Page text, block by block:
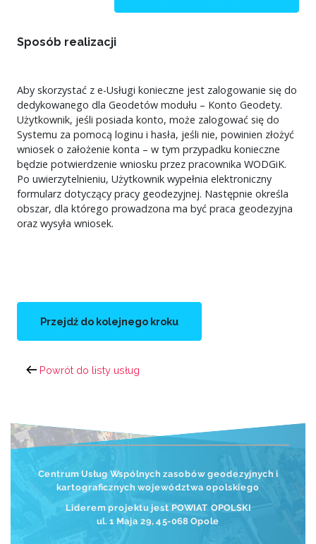
Sposób realizacji
Aby skorzystać z e-Usługi konieczne jest zalogowanie się do
dedykowanego dla Geodetów modułu – Konto Geodety.
Użytkownik, jeśli posiada konto, może zalogować się do
Systemu za pomocą loginu i hasła, jeśli nie, powinien złożyć
wniosek o założenie konta – w tym przypadku konieczne
będzie potwierdzenie wniosku przez pracownika WODGiK.
Po uwierzytelnieniu, Użytkownik wypełnia elektroniczny
formularz dotyczący pracy geodezyjnej. Następnie określa
obszar, dla którego prowadzona ma być praca geodezyjna
oraz wysyła wniosek.
Przejdź do kolejnego kroku
Powrót do listy usług
Centrum Usług Wspólnych zasobów geodezyjnych i
kartograficznych województwa opolskiego
Liderem projektu jest POWIAT OPOLSKI
ul. 1 Maja 29, 45-068 Opole